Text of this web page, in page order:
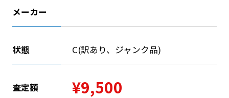
メーカー
状態 C(訳あり、ジャンク品)
査定額 ¥9,500